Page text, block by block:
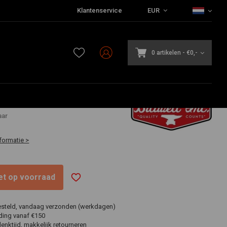
Klantenservice EUR
0 artikelen - €0,-
>
op voorraad
vandaag verzonden (werkdagen)
vanaf €150
makkelijk retourneren